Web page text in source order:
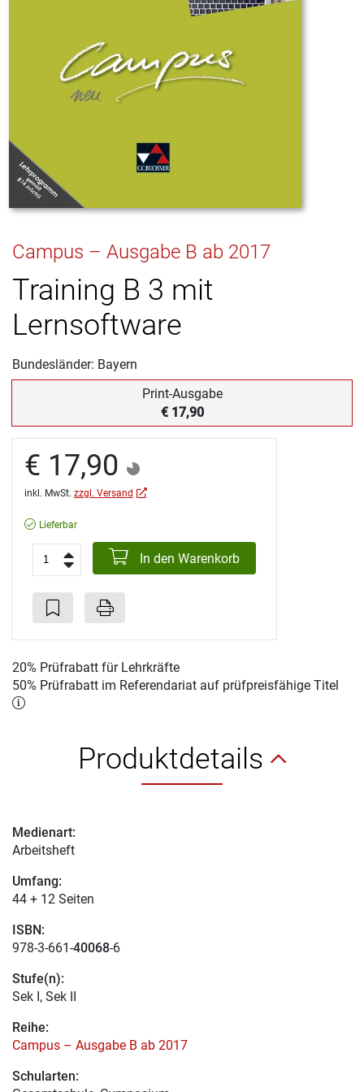
Campus – Ausgabe B ab 2017
Training B 3 mit
Lernsoftware
Bundesländer: Bayern
Print-Ausgabe
€ 17,90
€ 17,90
inkl. MwSt. zzgl. Versand
Lieferbar
In den Warenkorb
20% Prüfrabatt für Lehrkräfte
50% Prüfrabatt im Referendariat auf prüfpreisfähige Titel
Produktdetails
Medienart:
Arbeitsheft
Umfang:
44 + 12 Seiten
ISBN:
978-3-661-40068-6
Stufe(n):
Sek I, Sek II
Reihe:
Campus – Ausgabe B ab 2017
Schularten: